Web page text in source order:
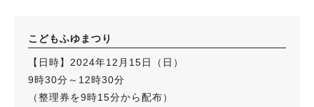
こどもふゆまつり
【日時】2024年12月15日（日）
9時30分～12時30分
（整理券を9時15分から配布）